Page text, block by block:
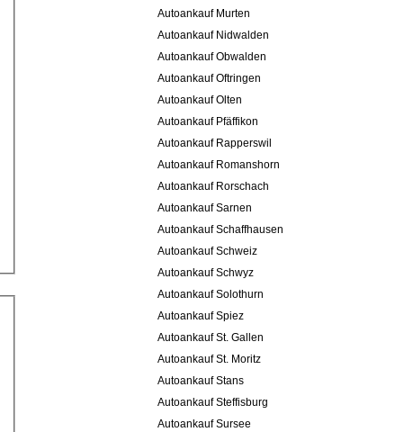
Autoankauf Murten
Autoankauf Nidwalden
Autoankauf Obwalden
Autoankauf Oftringen
Autoankauf Olten
Autoankauf Pfäffikon
Autoankauf Rapperswil
Autoankauf Romanshorn
Autoankauf Rorschach
Autoankauf Sarnen
Autoankauf Schaffhausen
Autoankauf Schweiz
Autoankauf Schwyz
Autoankauf Solothurn
Autoankauf Spiez
Autoankauf St. Gallen
Autoankauf St. Moritz
Autoankauf Stans
Autoankauf Steffisburg
Autoankauf Sursee